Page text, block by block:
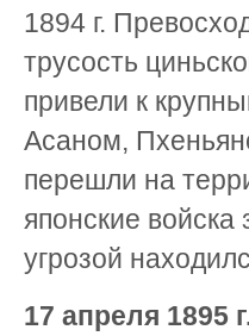
1894 г.
трусость
привели к
Асаном,
перешли на
японские войска
угрозой
17 апреля 1895